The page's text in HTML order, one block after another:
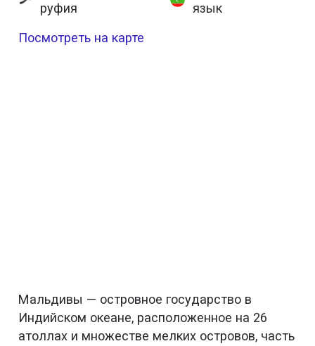
руфия
язык
Посмотреть на карте
Мальдивы — островное государство в
Индийском океане, расположенное на 26
атоллах и множестве мелких островов, часть